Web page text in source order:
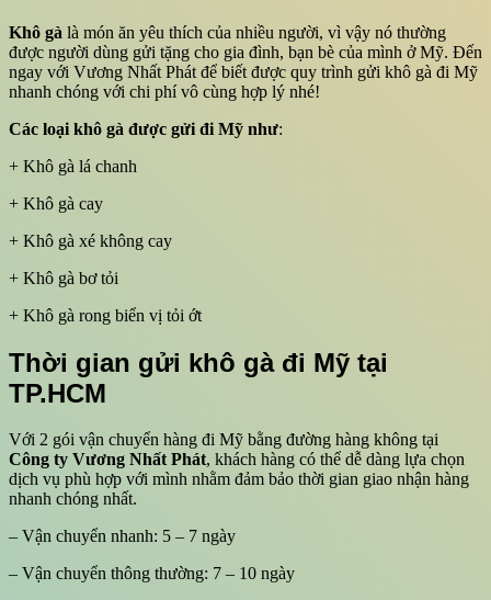
Khô gà là món ăn yêu thích của nhiều người, vì vậy nó thường
được người dùng gửi tặng cho gia đình, bạn bè của mình ở Mỹ. Đến
ngay với Vương Nhất Phát để biết được quy trình gửi khô gà đi Mỹ
nhanh chóng với chi phí vô cùng hợp lý nhé!
Các loại khô gà được gửi đi Mỹ như:
+ Khô gà lá chanh
+ Khô gà cay
+ Khô gà xé không cay
+ Khô gà bơ tỏi
+ Khô gà rong biển vị tỏi ớt
Thời gian gửi khô gà đi Mỹ tại
TP.HCM
Với 2 gói vận chuyển hàng đi Mỹ bằng đường hàng không tại
Công ty Vương Nhất Phát, khách hàng có thể dễ dàng lựa chọn
dịch vụ phù hợp với mình nhằm đảm bảo thời gian giao nhận hàng
nhanh chóng nhất.
– Vận chuyển nhanh: 5 – 7 ngày
– Vận chuyển thông thường: 7 – 10 ngày